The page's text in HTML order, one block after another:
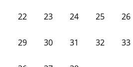
22 23 24 25 26
29 30 31 32 33